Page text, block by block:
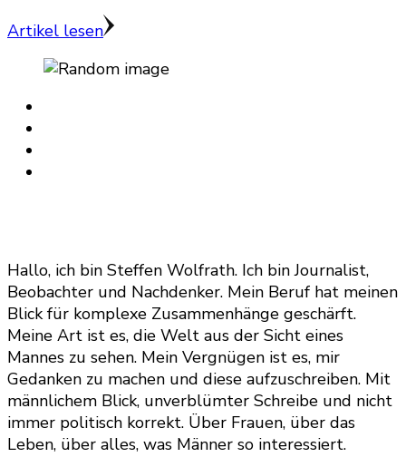
Artikel lesen
Hallo, ich bin Steffen Wolfrath. Ich bin Journalist,
Beobachter und Nachdenker. Mein Beruf hat meinen
Blick für komplexe Zusammenhänge geschärft.
Meine Art ist es, die Welt aus der Sicht eines
Mannes zu sehen. Mein Vergnügen ist es, mir
Gedanken zu machen und diese aufzuschreiben. Mit
männlichem Blick, unverblümter Schreibe und nicht
immer politisch korrekt. Über Frauen, über das
Leben, über alles, was Männer so interessiert.